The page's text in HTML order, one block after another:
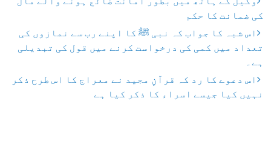
کی ضمانت کا حکم
اس شبہ کا جواب کہ نبی ﷺ کا اپنے رب سے نمازوں کی
تعداد میں کمی کی درخواست کرنے میں قول کی تبدیلی
ہے۔
اس دعوے کا رد کہ قرآنِ مجید نے معراج کا اس طرح ذکر
نہیں کیا جیسے اسراء کا ذکر کیا ہے